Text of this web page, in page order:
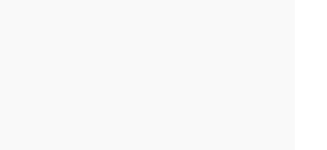
vart
av